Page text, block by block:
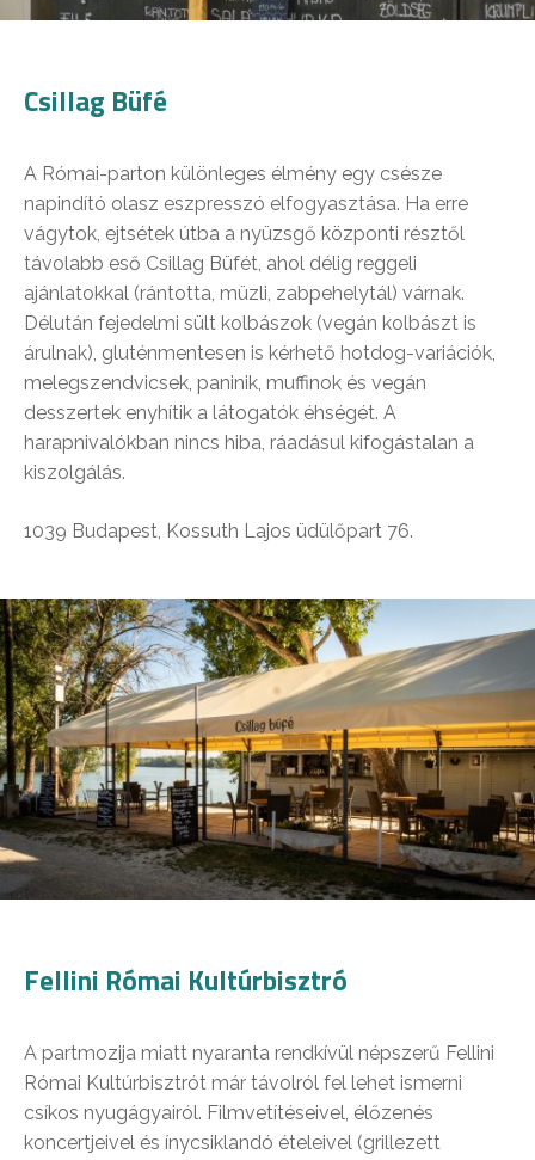
Csillag Büfé
A Római-parton különleges élmény egy csésze
napindító olasz eszpresszó elfogyasztása. Ha erre
vágytok, ejtsétek útba a nyüzsgő központi résztől
távolabb eső Csillag Büfét, ahol délig reggeli
ajánlatokkal (rántotta, müzli, zabpehelytál) várnak.
Délután fejedelmi sült kolbászok (vegán kolbászt is
árulnak), gluténmentesen is kérhető hotdog-variációk,
melegszendvicsek, paninik, muffinok és vegán
desszertek enyhítik a látogatók éhségét. A
harapnivalókban nincs hiba, ráadásul kifogástalan a
kiszolgálás.
1039 Budapest, Kossuth Lajos üdülőpart 76.
Fellini Római Kultúrbisztró
A partmozija miatt nyaranta rendkívül népszerű Fellini
Római Kultúrbisztrót már távolról fel lehet ismerni
csíkos nyugágyairól. Filmvetítéseivel, élőzenés
koncertjeivel és ínycsiklandó ételeivel (grillezett